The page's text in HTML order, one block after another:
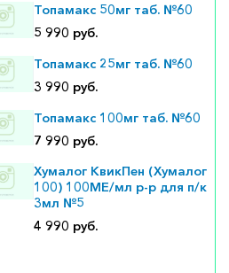
Топамакс 50мг таб. №60
5 990 руб.
Топамакс 25мг таб. №60
3 990 руб.
Топамакс 100мг таб. №60
7 990 руб.
Хумалог КвикПен (Хумалог
100) 100МЕ/мл р-р для п/к
3мл №5
4 990 руб.